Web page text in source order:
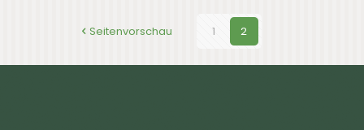
Seitenvorschau 1 2